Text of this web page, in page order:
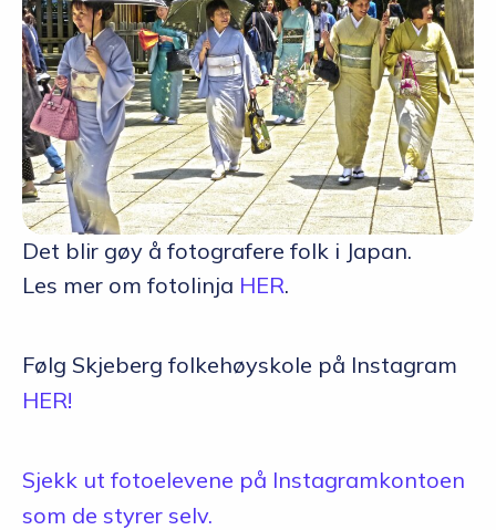
Det blir gøy å fotografere folk i Japan.
Les mer om fotolinja HER.
Følg Skjeberg folkehøyskole på Instagram
HER!
Sjekk ut fotoelevene på Instagramkontoen
som de styrer selv.